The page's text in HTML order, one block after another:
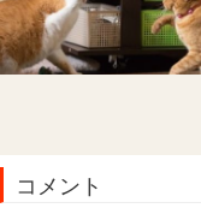
コメント